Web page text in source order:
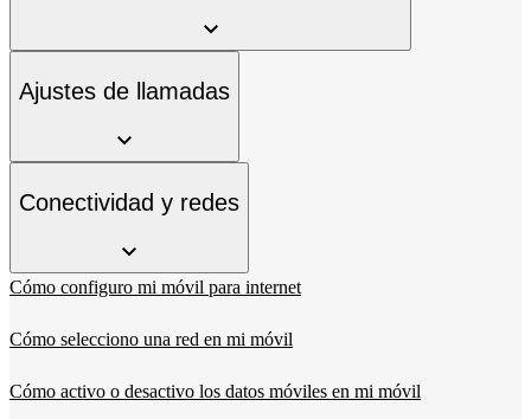
Ajustes de llamadas
Conectividad y redes
Cómo configuro mi móvil para internet
Cómo selecciono una red en mi móvil
Cómo activo o desactivo los datos móviles en mi móvil